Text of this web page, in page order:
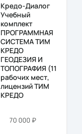
Кредо-Диалог
Учебный
комплект
ПРОГРАММНАЯ
СИСТЕМА ТИМ
КРЕДО
ГЕОДЕЗИЯ И
ТОПОГРАФИЯ (11
рабочих мест,
лицензий ТИМ
КРЕДО
70 000 ₽